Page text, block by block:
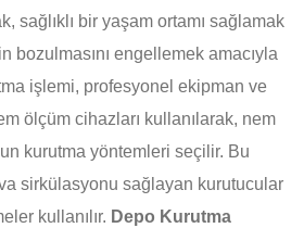
sağlıklı bir yaşam ortamı sağlamak
bozulmasını engellemek amacıyla
işlemi, profesyonel ekipman ve
ölçüm cihazları kullanılarak, nem
kurutma yöntemleri seçilir. Bu
sirkülasyonu sağlayan kurutucular
kullanılır. Depo Kurutma